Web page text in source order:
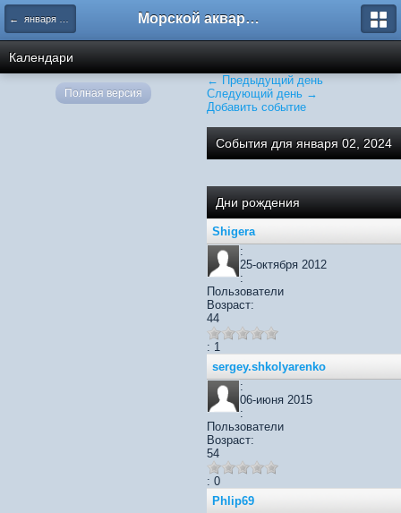
← января 2024 Морской аквариум. Форумы ReefCentral.ru
Календари
← Предыдущий день
Следующий день →
Добавить событие
События для января 02, 2024
Дни рождения
Shigera
:
25-октября 2012
:
Пользователи
Возраст:
44
: 1
sergey.shkolyarenko
:
06-июня 2015
:
Пользователи
Возраст:
54
: 0
Phlip69
Полная версия